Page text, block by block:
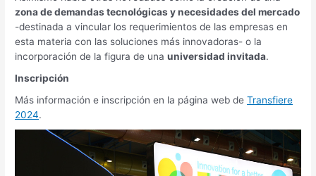
zona de demandas tecnológicas y necesidades del mercado
-destinada a vincular los requerimientos de las empresas en
esta materia con las soluciones más innovadoras- o la
incorporación de la figura de unauniversidad invitada.
Inscripción
Más información e inscripción en la página web deTransfiere
2024.